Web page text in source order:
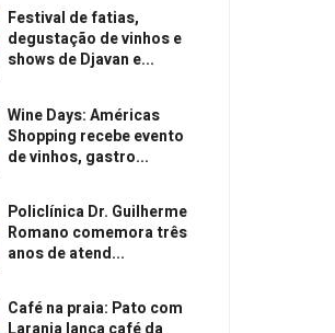
Festival de fatias,
degustação de vinhos e
shows de Djavan e...
Wine Days: Américas
Shopping recebe evento
de vinhos, gastro...
Policlínica Dr. Guilherme
Romano comemora três
anos de atend...
Café na praia: Pato com